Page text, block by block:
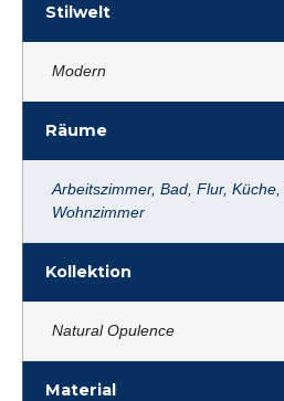
Stilwelt
Modern
Räume
Arbeitszimmer, Bad Flur, Küche
Wohnzimmer
Kollektion
Natural Opulence
Material